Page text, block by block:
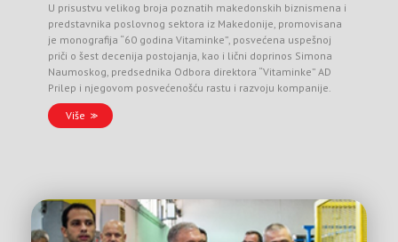
U prisustvu velikog broja poznatih makedonskih biznismena i
predstavnika poslovnog sektora iz Makedonije, promovisana
je monografija “60 godina Vitaminke”, posvećena uspešnoj
priči o šest decenija postojanja, kao i lični doprinos Simona
Naumoskog, predsednika Odbora direktora “Vitaminke” AD
Prilep i njegovom posvećenošću rastu i razvoju kompanije.
Više